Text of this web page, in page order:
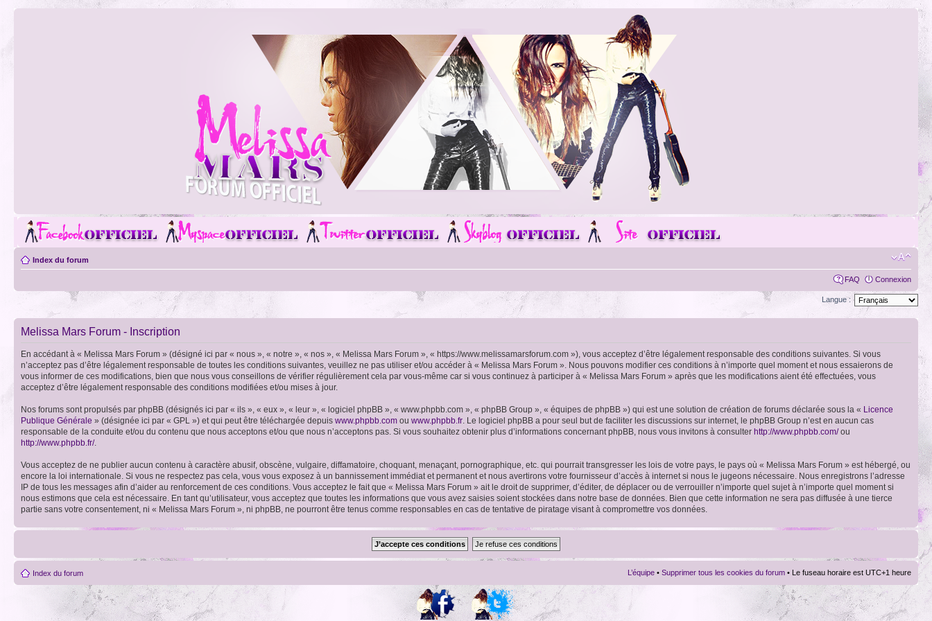
Index du forum
FAQ Connexion
Langue :
Melissa Mars Forum - Inscription
En accédant à « Melissa Mars Forum » (désigné ici par « nous », « notre », « nos », « Melissa Mars Forum », « https://www.melissamarsforum.com »), vous acceptez d’être légalement responsable des conditions suivantes. Si vous
n’acceptez pas d’être légalement responsable de toutes les conditions suivantes, veuillez ne pas utiliser et/ou accéder à « Melissa Mars Forum ». Nous pouvons modifier ces conditions à n’importe quel moment et nous essaierons de
vous informer de ces modifications, bien que nous vous conseillons de vérifier régulièrement cela par vous-même car si vous continuez à participer à « Melissa Mars Forum » après que les modifications aient été effectuées, vous
acceptez d’être légalement responsable des conditions modifiées et/ou mises à jour.
Nos forums sont propulsés par phpBB (désignés ici par « ils », « eux », « leur », « logiciel phpBB », « www.phpbb.com », « phpBB Group », « équipes de phpBB ») qui est une solution de création de forums déclarée sous la « Licence
Publique Générale » (désignée ici par « GPL ») et qui peut être téléchargée depuis www.phpbb.com ou www.phpbb.fr . Le logiciel phpBB a pour seul but de faciliter les discussions sur internet, le phpBB Group n’est en aucun cas
responsable de la conduite et/ou du contenu que nous acceptons et/ou que nous n’acceptons pas. Si vous souhaitez obtenir plus d’informations concernant phpBB, nous vous invitons à consulter http://www.phpbb.com/ou
http://www.phpbb.fr/.
Vous acceptez de ne publier aucun contenu à caractère abusif, obscène, vulgaire, diffamatoire, choquant, menaçant, pornographique, etc. qui pourrait transgresser les lois de votre pays, le pays où « Melissa Mars Forum » est hébergé, ou
encore la loi internationale. Si vous ne respectez pas cela, vous vous exposez à un bannissement immédiat et permanent et nous avertirons votre fournisseur d’accès à internet si nous le jugeons nécessaire. Nous enregistrons l’adresse
IP de tous les messages afin d’aider au renforcement de ces conditions. Vous acceptez le fait que « Melissa Mars Forum » ait le droit de supprimer, d’éditer, de déplacer ou de verrouiller n’importe quel sujet à n’importe quel moment si
nous estimons que cela est nécessaire. En tant qu’utilisateur, vous acceptez que toutes les informations que vous avez saisies soient stockées dans notre base de données. Bien que cette information ne sera pas diffusée à une tierce
partie sans votre consentement, ni « Melissa Mars Forum », ni phpBB, ne pourront être tenus comme responsables en cas de tentative de piratage visant à compromettre vos données.
Index du forum L’équipe • Supprimer tous les cookies du forum • Le fuseau horaire est UTC+1 heure